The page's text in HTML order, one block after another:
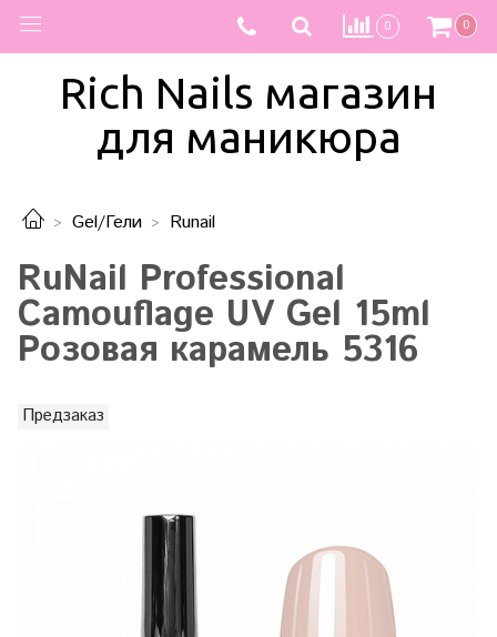
0 0
Rich Nails магазин
для маникюра
Gel/Гели Runail
RuNail Professional
Camouflage UV Gel 15ml
Розовая карамель 5316
Предзаказ